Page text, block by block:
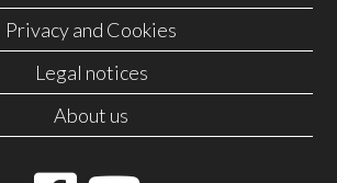
Privacy and Cookies
Legal notices
About us